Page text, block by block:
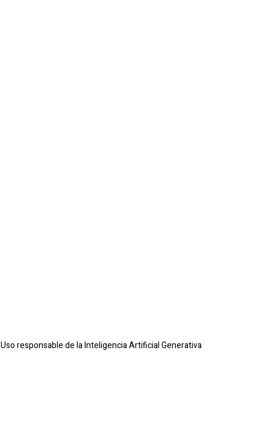
Uso responsable de la Inteligencia Artificial Generativa